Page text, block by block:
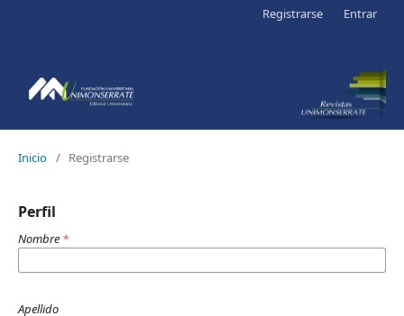
Registrarse Entrar
Inicio / Registrarse
Perfil
Nombre *
Apellido